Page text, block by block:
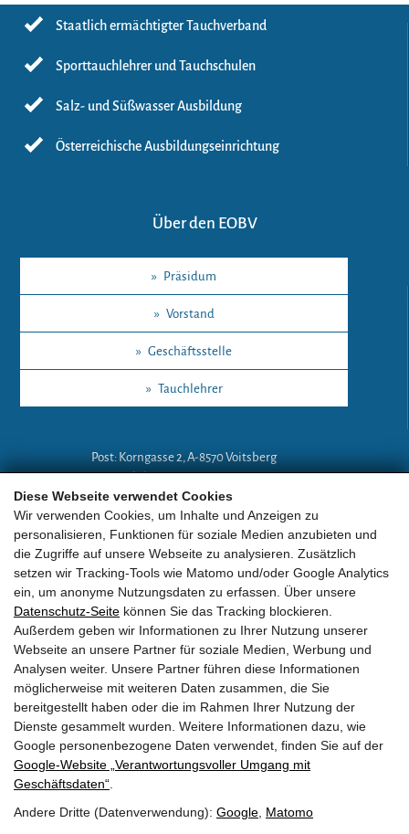
Diese Webseite verwendet Cookies
Wir verwenden Cookies, um Inhalte und Anzeigen zu
personalisieren, Funktionen für soziale Medien anzubieten und
die Zugriffe auf unsere Webseite zu analysieren. Zusätzlich
setzen wir Tracking-Tools wie Matomo und/oder Google Analytics
ein, um anonyme Nutzungsdaten zu erfassen. Über unsere
Datenschutz-Seite können Sie das Tracking blockieren.
Außerdem geben wir Informationen zu Ihrer Nutzung unserer
Webseite an unsere Partner für soziale Medien, Werbung und
Analysen weiter. Unsere Partner führen diese Informationen
möglicherweise mit weiteren Daten zusammen, die Sie
bereitgestellt haben oder die im Rahmen Ihrer Nutzung der
Dienste gesammelt wurden. Weitere Informationen dazu, wie
Google personenbezogene Daten verwendet, finden Sie auf der
Google‑Website „Verantwortungsvoller Umgang mit
Geschäftsdaten“
Andere Dritte (Datenverwendung): Google Matomo
Staatlich ermächtigter Tauchverband
Sporttauchlehrer und Tauchschulen
Salz- und Süßwasser Ausbildung
Österreichische Ausbildungseinrichtung
Über den EOBV
» Präsidum
» Vorstand
» Geschäftsstelle
» Tauchlehrer
Post: Korngasse 2, A-8570 Voitsberg
Mobil: +43 (0)664 18 67 394
E-Mail: lg-a@eobv.eu
Weitere Links
» ARGE Tauchen
» ÖGTH
» CEDIP
» DAN
EOBV• Korngasse 2• A-8570Voitsberg•ZVR Zahl: